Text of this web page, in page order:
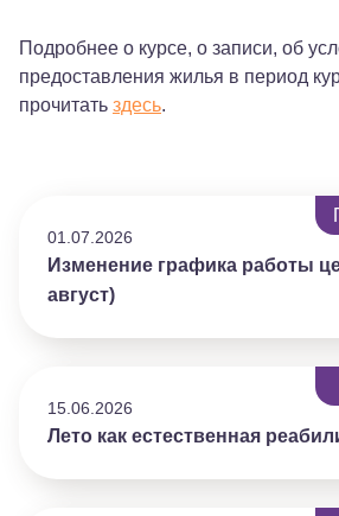
Подробнее о курсе, о записи, об
предоставления жилья в период
прочитать здесь.
01.07.2026
Изменение графика работы
август)
15.06.2026
Лето как естественная